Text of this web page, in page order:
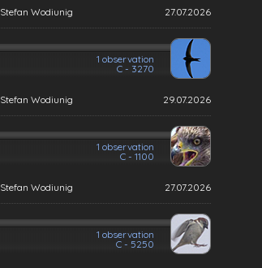
Stefan Wodiunig 27.07.2026
1 observation
C - 3270
Stefan Wodiunig 29.07.2026
1 observation
C - 1100
Stefan Wodiunig 27.07.2026
1 observation
C - 5250